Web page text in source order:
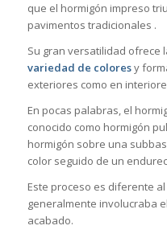
que el hormigón impreso
pavimentos tradicionales .
Su gran versatilidad ofrece
variedad de coloresy
exteriores como en
En pocas palabras, el
conocido como hormigón
hormigón sobre una
color seguido de un
Este proceso es diferente
generalmente involucraba
acabado.